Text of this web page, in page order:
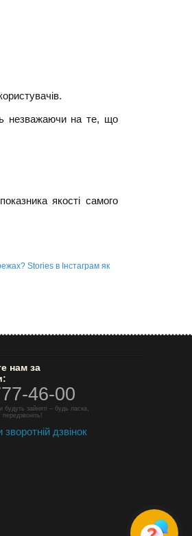
незважаючи на те, що
якості самого
Stories в Інстаграм як
нам за
46-00
зайняті – будь ласка,
передзвоніть!
дзвінок